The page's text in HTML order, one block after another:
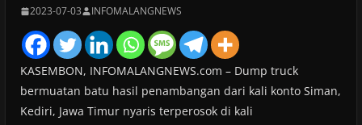
2023-07-03 INFOMALANGNEWS
KASEMBON, INFOMALANGNEWS.com – Dump truck
bermuatan batu hasil penambangan dari kali konto Siman,
Kediri, Jawa Timur nyaris terperosok di kali